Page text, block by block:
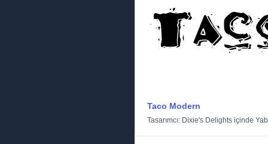
Taco Modern
Tasarımcı: Dixie's Delights içinde